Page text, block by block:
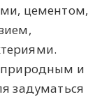
цементом,
природным и
задуматься